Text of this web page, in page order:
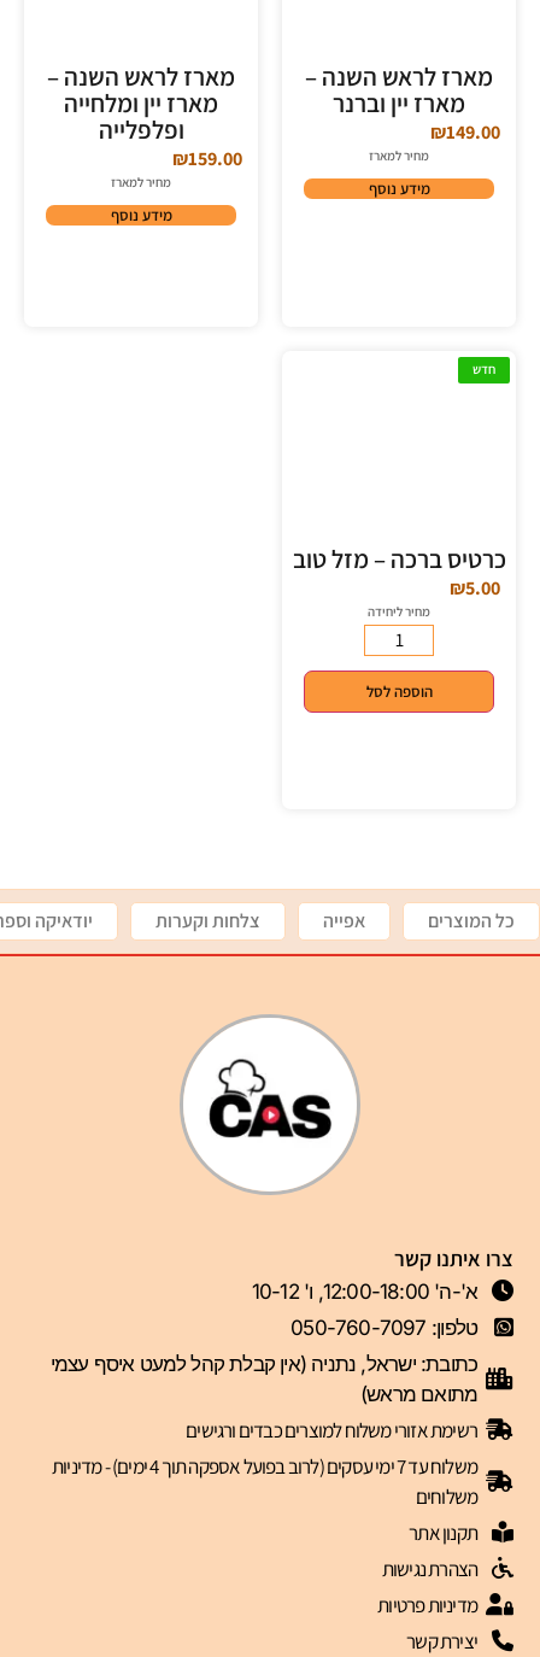
מארז לראש השנה –
מארז יין וברנר
₪149.00
מחיר למארז
מידע נוסף
מארז לראש השנה –
מארז יין ומלחייה
ופלפלייה
₪159.00
מחיר למארז
מידע נוסף
חדש
כרטיס ברכה – מזל טוב
₪5.00
מחיר ליחידה
הוספה לסל
כל המוצרים אפייה צלחות וקערות יודאיקה
צרו איתנו קשר
א'-ה' 12:00-18:00, ו' 10-12
טלפון: 050-760-7097
כתובת: ישראל, נתניה (אין קבלת קהל למעט איסף עצמי
מתואם מראש)
רשימת אזורי משלוח למוצרים כבדים ורגישים
משלוח עד 7 ימי עסקים (לרוב בפועל אספקה תוך 4 ימים) - מדיניות
משלוחים
תקנון אתר
הצהרת נגישות
מדיניות פרטיות
יצירת קשר